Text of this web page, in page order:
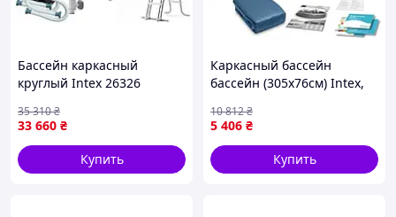
Бассейн каркасный
круглый Intex 26326
19156л (фильтр-
насос,лестница,тент,подложка)
33 660 ₴
35 310₴
Купить
Каркасный бассейн
бассейн (305х76см) Intex,
взрослый, FBK
5 406 ₴
10 812₴
Купить